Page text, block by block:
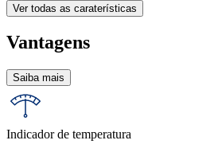
Ver todas as caraterísticas
Vantagens
Saiba mais
Indicador de temperatura